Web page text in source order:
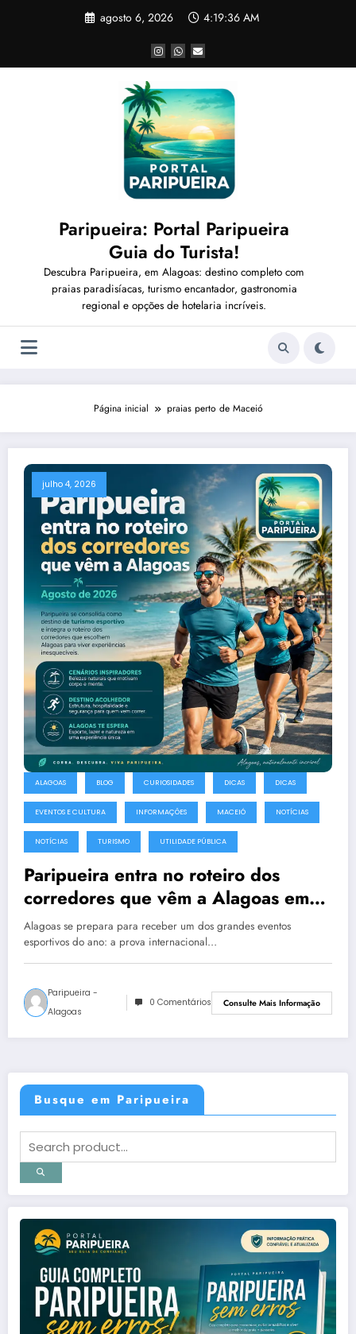
agosto 6, 2026 4:19:38 AM
Paripueira: Portal Paripueira
Guia do Turista!
Descubra Paripueira, em Alagoas: destino completo com
praias paradisíacas, turismo encantador, gastronomia
regional e opções de hotelaria incríveis.
Página inicial praias perto de Maceió
julho 4, 2026
ALAGOAS BLOG CURIOSIDADES DICAS DICAS
EVENTOS E CULTURA INFORMAÇÕES MACEIÓ NOTÍCIAS
NOTÍCIAS TURISMO UTILIDADE PÚBLICA
Paripueira entra no roteiro dos
corredores que vêm a Alagoas em
agosto de 2026
Alagoas se prepara para receber um dos grandes eventos
esportivos do ano: a prova internacional…
Paripueira -
Alagoas
0 Comentários Consulte Mais Informação
Busque em Paripueira